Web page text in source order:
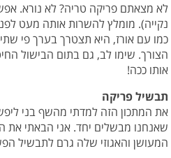
לא מצאתם פריקה טריה? לא נורא.
נקייה). מומלץ להשרות אותה מעט
כמו עם אורז, היא תצטרך בערך פי
הצורך. שימו לב, גם בתום הבישול
אותו ככה!
תבשיל פריקה
את המתכון הזה למדתי מהשף בני
שאנחנו מבשלים יחד. אני הבאתי את
המעושן והאגוזי שלה גרם לתבשיל